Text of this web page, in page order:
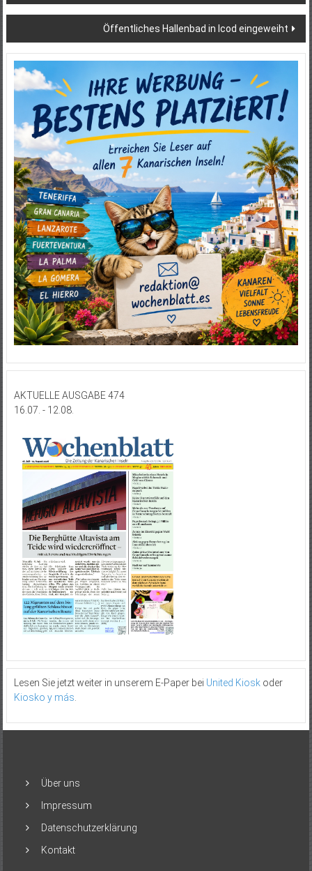
Öffentliches Hallenbad in Icod eingeweiht
AKTUELLE AUSGABE 474
16.07. - 12.08.
Lesen Sie jetzt weiter in unserem E-Paper bei United Kioskoder
Kiosko y más
Über uns
Impressum
Datenschutzerklärung
Kontakt